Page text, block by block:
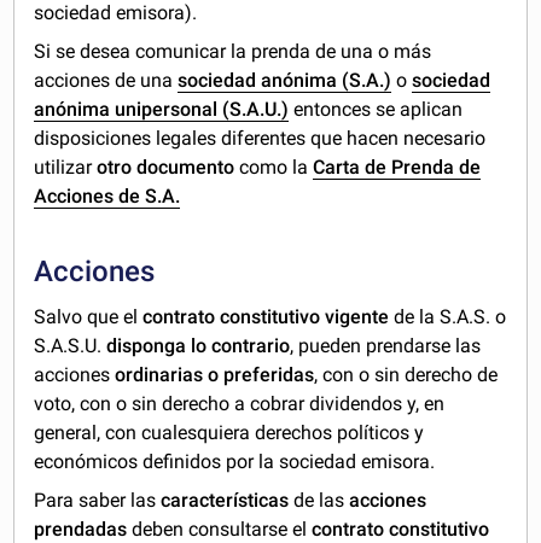
sociedad emisora).
Si se desea comunicar la prenda de una o más
acciones de unasociedad anónima (S.A.) osociedad
anónima unipersonal (S.A.U.) entonces se aplican
disposiciones legales diferentes que hacen necesario
utilizarotro documento como laCarta de Prenda de
Acciones de S.A.
Acciones
Salvo que elcontrato constitutivo vigente de la S.A.S. o
S.A.S.U.disponga lo contrario, pueden prendarse las
accionesordinarias o preferidas, con o sin derecho de
voto, con o sin derecho a cobrar dividendos y, en
general, con cualesquiera derechos políticos y
económicos definidos por la sociedad emisora.
Para saber lascaracterísticas de lasacciones
prendadas deben consultarse elcontrato constitutivo